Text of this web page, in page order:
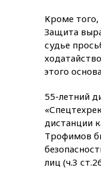
Кроме того,
Защита
судье
этого
55-летний
дистанции
Трофимов
лиц (ч.3